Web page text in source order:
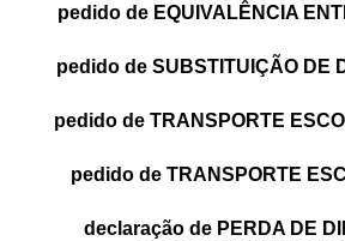
pedido de EQUIVALÊNCIA
pedido de SUBSTITUIÇÃO DE
pedido de TRANSPORTE
pedido de TRANSPORTE
declaração de PERDA DE